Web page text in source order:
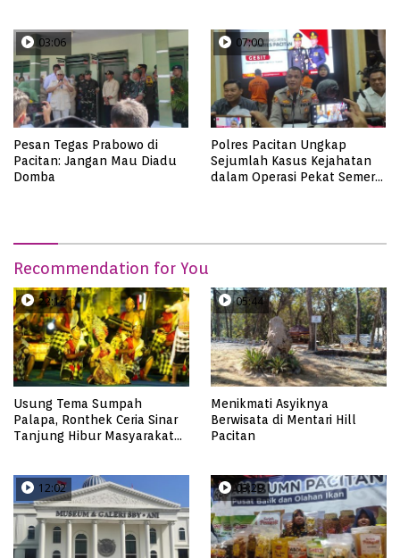
03:06
Pesan Tegas Prabowo di
Pacitan: Jangan Mau Diadu
Domba
07:00
Polres Pacitan Ungkap
Sejumlah Kasus Kejahatan
dalam Operasi Pekat Semeru
Recommendation for You
22:12
Usung Tema Sumpah
Palapa, Ronthek Ceria Sinar
Tanjung Hibur Masyarakat
05:44
Menikmati Asyiknya
Berwisata di Mentari Hill
Pacitan
12:02 03:29